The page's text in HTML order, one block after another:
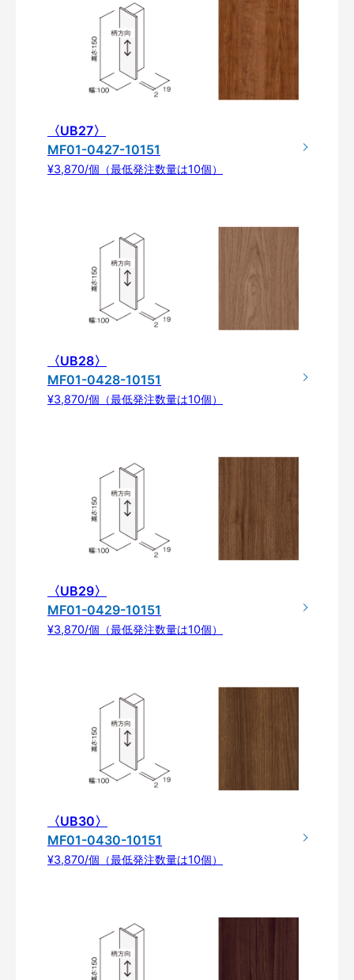
〈UB27〉
MF01-0427-10151
¥3,870/個（最低発注数量は10個）
〈UB28〉
MF01-0428-10151
¥3,870/個（最低発注数量は10個）
〈UB29〉
MF01-0429-10151
¥3,870/個（最低発注数量は10個）
〈UB30〉
MF01-0430-10151
¥3,870/個（最低発注数量は10個）